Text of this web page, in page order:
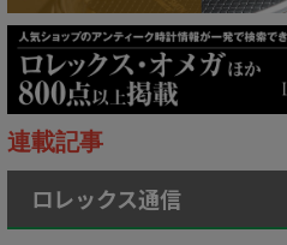
連載記事
ロレックス通信